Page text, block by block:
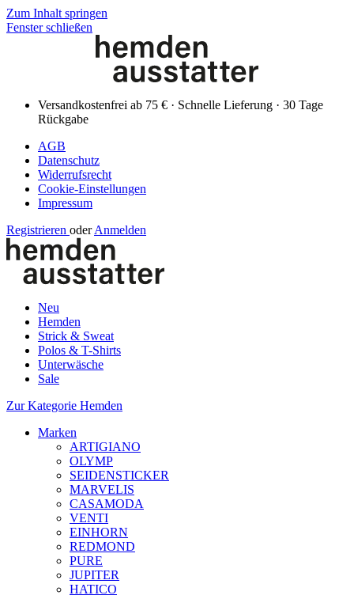
Zum Inhalt springen
Fenster schließen
Versandkostenfrei ab 75 € · Schnelle Lieferung · 30 Tage
Rückgabe
AGB
Datenschutz
Widerrufsrecht
Cookie-Einstellungen
Impressum
Registrieren oder Anmelden
Neu
Hemden
Strick & Sweat
Polos & T-Shirts
Unterwäsche
Sale
Zur Kategorie Hemden
Marken
ARTIGIANO
OLYMP
SEIDENSTICKER
MARVELIS
CASAMODA
VENTI
EINHORN
REDMOND
PURE
JUPITER
HATICO